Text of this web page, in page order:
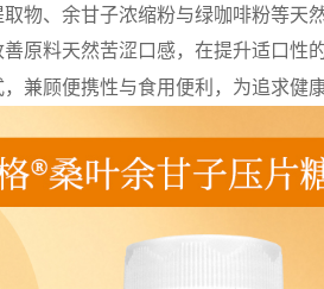
物、余甘子浓缩粉与绿咖啡粉等天
善原料天然苦涩口感，在提升适口性
，兼顾便携性与食用便利，为追求健